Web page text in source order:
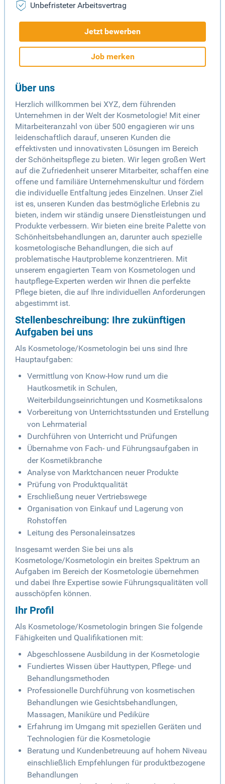
Unbefristeter Arbeitsvertrag
Jetzt bewerben
Job merken
Über uns
Herzlich willkommen bei XYZ, dem führenden
Unternehmen in der Welt der Kosmetologie! Mit einer
Mitarbeiteranzahl von über 500 engagieren wir uns
leidenschaftlich darauf, unseren Kunden die
effektivsten und innovativsten Lösungen im Bereich
der Schönheitspflege zu bieten. Wir legen großen Wert
auf die Zufriedenheit unserer Mitarbeiter, schaffen eine
offene und familiäre Unternehmenskultur und fördern
die individuelle Entfaltung jedes Einzelnen. Unser Ziel
ist es, unseren Kunden das bestmögliche Erlebnis zu
bieten, indem wir ständig unsere Dienstleistungen und
Produkte verbessern. Wir bieten eine breite Palette von
Schönheitsbehandlungen an, darunter auch spezielle
kosmetologische Behandlungen, die sich auf
problematische Hautprobleme konzentrieren. Mit
unserem engagierten Team von Kosmetologen und
hautpflege-Experten werden wir Ihnen die perfekte
Pflege bieten, die auf Ihre individuellen Anforderungen
abgestimmt ist.
Stellenbeschreibung: Ihre zukünftigen
Aufgaben bei uns
Als Kosmetologe/Kosmetologin bei uns sind Ihre
Hauptaufgaben:
Vermittlung von Know-How rund um die
Hautkosmetik in Schulen,
Weiterbildungseinrichtungen und Kosmetiksalons
Vorbereitung von Unterrichtsstunden und Erstellung
von Lehrmaterial
Durchführen von Unterricht und Prüfungen
Übernahme von Fach- und Führungsaufgaben in
der Kosmetikbranche
Analyse von Marktchancen neuer Produkte
Prüfung von Produktqualität
Erschließung neuer Vertriebswege
Organisation von Einkauf und Lagerung von
Rohstoffen
Leitung des Personaleinsatzes
Insgesamt werden Sie bei uns als
Kosmetologe/Kosmetologin ein breites Spektrum an
Aufgaben im Bereich der Kosmetologie übernehmen
und dabei Ihre Expertise sowie Führungsqualitäten voll
ausschöpfen können.
Ihr Profil
Als Kosmetologe/Kosmetologin bringen Sie folgende
Fähigkeiten und Qualifikationen mit:
Abgeschlossene Ausbildung in der Kosmetologie
Fundiertes Wissen über Hauttypen, Pflege- und
Behandlungsmethoden
Professionelle Durchführung von kosmetischen
Behandlungen wie Gesichtsbehandlungen,
Massagen, Maniküre und Pediküre
Erfahrung im Umgang mit speziellen Geräten und
Technologien für die Kosmetologie
Beratung und Kundenbetreuung auf hohem Niveau
einschließlich Empfehlungen für produktbezogene
Behandlungen